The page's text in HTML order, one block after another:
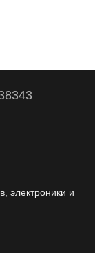
электроники и